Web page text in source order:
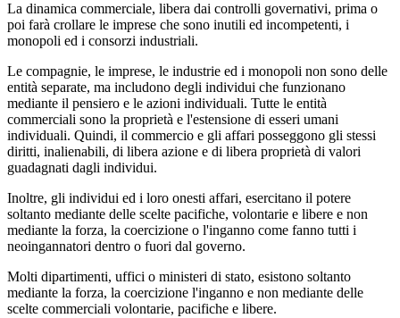
La dinamica commerciale, libera dai controlli governativi, prima o
poi farà crollare le imprese che sono inutili ed incompetenti, i
monopoli ed i consorzi industriali.
Le compagnie, le imprese, le industrie ed i monopoli non sono delle
entità separate, ma includono degli individui che funzionano
mediante il pensiero e le azioni individuali. Tutte le entità
commerciali sono la proprietà e l'estensione di esseri umani
individuali. Quindi, il commercio e gli affari posseggono gli stessi
diritti, inalienabili, di libera azione e di libera proprietà di valori
guadagnati dagli individui.
Inoltre, gli individui ed i loro onesti affari, esercitano il potere
soltanto mediante delle scelte pacifiche, volontarie e libere e non
mediante la forza, la coercizione o l'inganno come fanno tutti i
neoingannatori dentro o fuori dal governo.
Molti dipartimenti, uffici o ministeri di stato, esistono soltanto
mediante la forza, la coercizione l'inganno e non mediante delle
scelte commerciali volontarie, pacifiche e libere.